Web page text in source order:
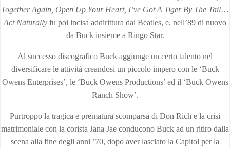
Together Again, Open Up Your Heart, I’ve Got A Tiger By The Tail…
Act Naturally fu poi incisa addirittura dai Beatles, e, nell’89 di nuovo
da Buck insieme a Ringo Star.
Al successo discografico Buck aggiunge un certo talento nel
diversificare le attivitá creandosi un piccolo impero con le ‘Buck
Owens Enterprises’, le ‘Buck Owens Productions’ ed il ‘Buck Owens
Ranch Show’.
Purtroppo la tragica e prematura scomparsa di Don Rich e la crisi
matrimoniale con la corista Jana Jae conducono Buck ad un ritiro dalla
scena alla fine degli anni ’70, dopo aver lasciato la Capitol per la